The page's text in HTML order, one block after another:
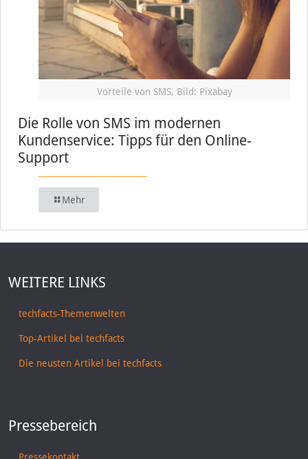
Vorteile von SMS, Bild: Pixabay
Die Rolle von SMS im modernen
Kundenservice: Tipps für den Online-
Support
Mehr
WEITERE LINKS
techfacts-Themenwelten
Top-Artikel bei techfacts
Die neusten Artikel bei techfacts
Pressebereich